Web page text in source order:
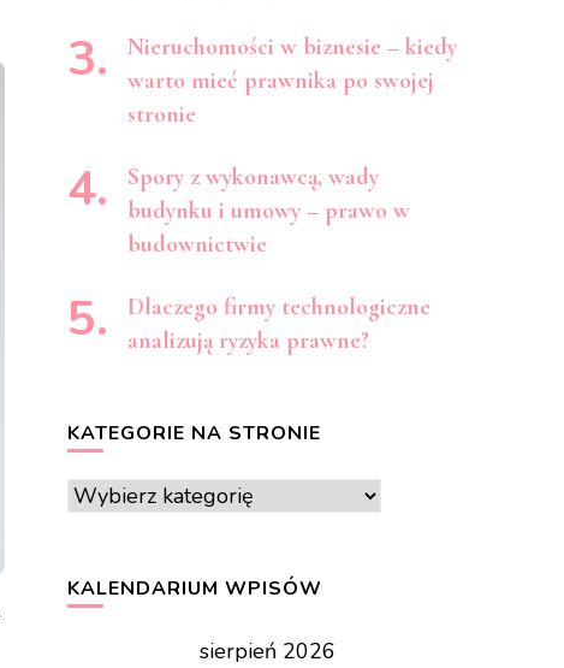
Nieruchomości w biznesie – kiedy
warto mieć prawnika po swojej
stronie
Spory z wykonawcą, wady
budynku i umowy – prawo w
budownictwie
Dlaczego firmy technologiczne
analizują ryzyka prawne?
KATEGORIE NA STRONIE
Kategorie
KALENDARIUM WPISÓW
sierpień 2026